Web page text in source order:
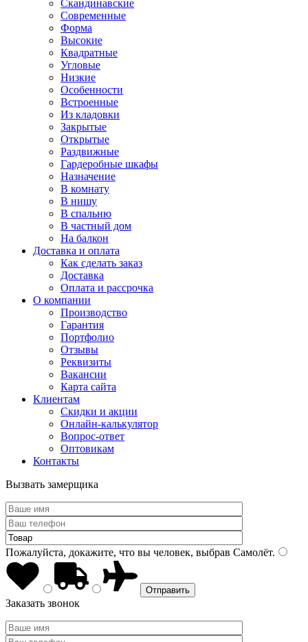
Скандинавские
Современные
Форма
Высокие
Квадратные
Угловые
Низкие
Особенности
Встроенные
Из кладовки
Закрытые
Открытые
Раздвижные
Гардеробные шкафы
Назначение
В комнату
В нишу
В спальню
В частный дом
На балкон
Доставка и оплата
Как сделать заказ
Доставка
Оплата и рассрочка
О компании
Производство
Гарантия
Портфолио
Отзывы
Реквизиты
Вакансии
Карта сайта
Клиентам
Скидки и акции
Онлайн-калькулятор
Вопрос-ответ
Оптовикам
Контакты
Вызвать замерщика
Пожалуйста, докажите, что вы человек, выбрав Самолёт.
Заказать звонок